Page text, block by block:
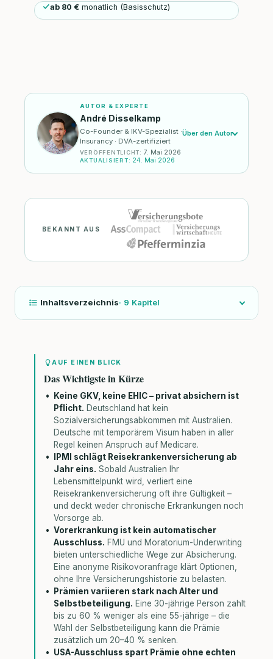
ab 80 € monatlich (Basisschutz)
AUTOR & EXPERTE
André Disselkamp
Co-Founder & IKV-Spezialist ·
Insurancy · DVA-zertifiziert
VERÖFFENTLICHT: 7. Mai 2026
AKTUALISIERT: 24. Mai 2026
Über den Autor
BEKANNT AUS
Inhaltsverzeichnis· 9 Kapitel
AUF EINEN BLICK
Das Wichtigste in Kürze
Keine GKV, keine EHIC – privat absichern ist
Pflicht. Deutschland hat kein
Sozialversicherungsabkommen mit Australien.
Deutsche mit temporärem Visum haben in aller
Regel keinen Anspruch auf Medicare.
IPMI schlägt Reisekrankenversicherung ab
Jahr eins. Sobald Australien Ihr
Lebensmittelpunkt wird, verliert eine
Reisekrankenversicherung oft ihre Gültigkeit –
und deckt weder chronische Erkrankungen noch
Vorsorge ab.
Vorerkrankung ist kein automatischer
Ausschluss. FMU und Moratorium-Underwriting
bieten unterschiedliche Wege zur Absicherung.
Eine anonyme Risikovoranfrage klärt Optionen,
ohne Ihre Versicherungshistorie zu belasten.
Prämien variieren stark nach Alter und
Selbstbeteiligung. Eine 30-jährige Person zahlt
bis zu 60 % weniger als eine 55-jährige – die
Wahl der Selbstbeteiligung kann die Prämie
zusätzlich um 20–40 % senken.
USA-Ausschluss spart Prämie ohne echten